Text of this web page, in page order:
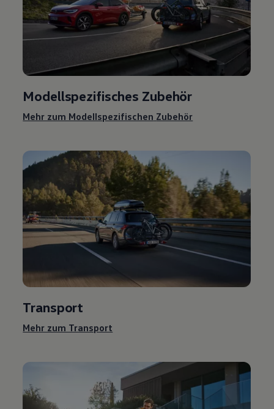
Modellspezifisches Zubehör
Mehr zum Modellspezifischen Zubehör
Transport
Mehr zum Transport